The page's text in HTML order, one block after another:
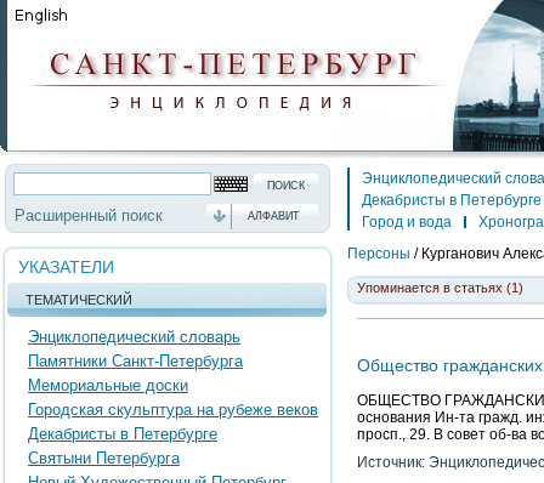
Расширенный поиск АЛФАВИТ
УКАЗАТЕЛИ
ТЕМАТИЧЕСКИЙ
Энциклопедический словарь
Памятники Санкт-Петербурга
Мемориальные доски
Городская скульптура на рубеже веков
Декабристы в Петербурге
Святыни Петербурга
Энциклопедический
Декабристы в Петербурге
Город и вода
Персоны / Курганович
Упоминается в статьях (1)
Общество
ОБЩЕСТВО ГРАЖДАНСКИХ
основания Ин-та гражд.
просп., 29. В совет об-ва
Источник: